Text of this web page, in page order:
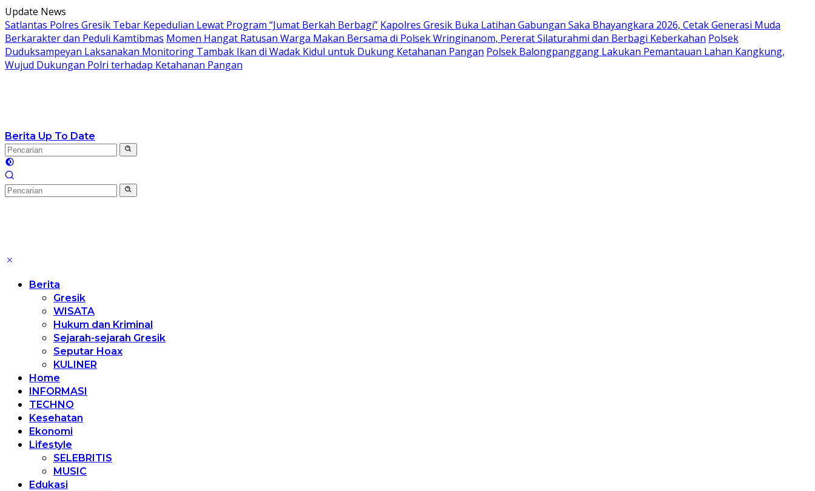
Langsung
ke
konten
Update News
Satlantas Polres Gresik Tebar Kepedulian Lewat Program “Jumat Berkah Berbagi” Kapolres Gresik Buka Latihan Gabungan Saka Bhayangkara 2026, Cetak Generasi Muda
Berkarakter dan Peduli Kamtibmas Momen Hangat Ratusan Warga Makan Bersama di Polsek Wringinanom, Pererat Silaturahmi dan Berbagi Keberkahan Polsek
Duduksampeyan Laksanakan Monitoring Tambak Ikan di Wadak Kidul untuk Dukung Ketahanan Pangan Polsek Balongpanggang Lakukan Pemantauan Lahan Kangkung,
Wujud Dukungan Polri terhadap Ketahanan Pangan
Berita Up To Date
Berita
Gresik
WISATA
Hukum dan Kriminal
Sejarah-sejarah Gresik
Seputar Hoax
KULINER
Home
INFORMASI
TECHNO
Kesehatan
Ekonomi
Lifestyle
SELEBRITIS
MUSIC
Edukasi